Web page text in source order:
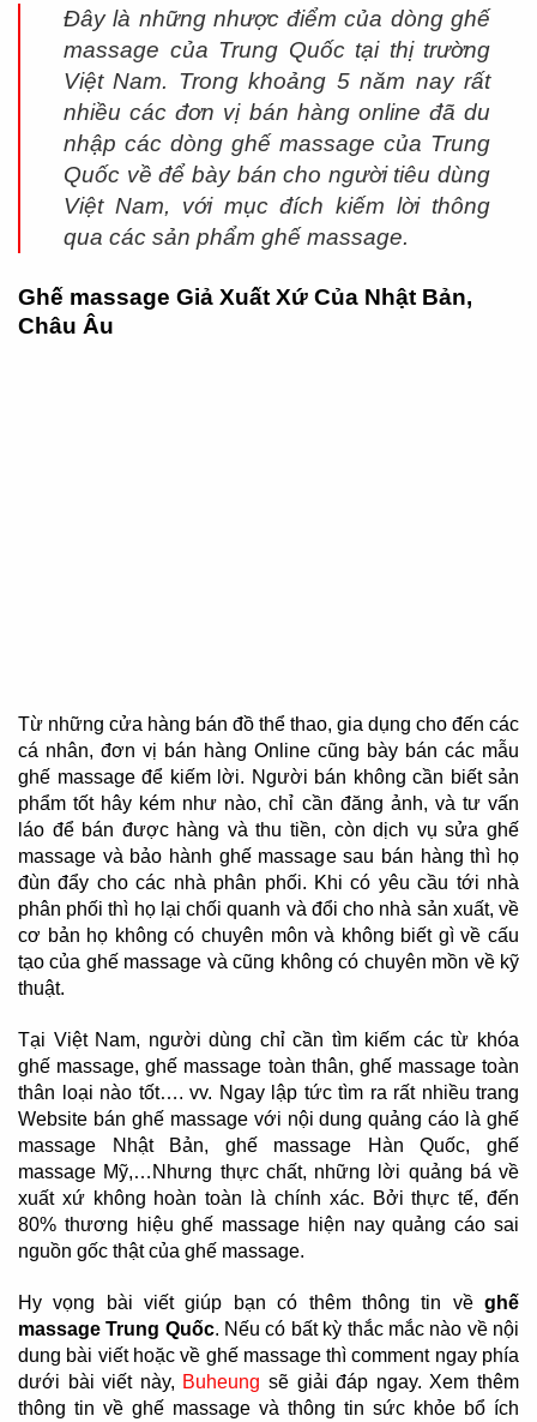
Đây là những nhược điểm của dòng ghế
massage của Trung Quốc tại thị trường
Việt Nam. Trong khoảng 5 năm nay rất
nhiều các đơn vị bán hàng online đã du
nhập các dòng ghế massage của Trung
Quốc về để bày bán cho người tiêu dùng
Việt Nam, với mục đích kiếm lời thông
qua các sản phẩm ghế massage.
Ghế massage Giả Xuất Xứ Của Nhật Bản,
Châu Âu
Từ những cửa hàng bán đồ thể thao, gia dụng cho đến các
cá nhân, đơn vị bán hàng Online cũng bày bán các mẫu
ghế massage để kiếm lời. Người bán không cần biết sản
phẩm tốt hây kém như nào, chỉ cần đăng ảnh, và tư vấn
láo để bán được hàng và thu tiền, còn dịch vụ sửa ghế
massage và bảo hành ghế massage sau bán hàng thì họ
đùn đẩy cho các nhà phân phối. Khi có yêu cầu tới nhà
phân phối thì họ lại chối quanh và đổi cho nhà sản xuất, về
cơ bản họ không có chuyên môn và không biết gì về cấu
tạo của ghế massage và cũng không có chuyên mồn về kỹ
thuật.
Tại Việt Nam, người dùng chỉ cần tìm kiếm các từ khóa
ghế massage, ghế massage toàn thân, ghế massage toàn
thân loại nào tốt…. vv. Ngay lập tức tìm ra rất nhiều trang
Website bán ghế massage với nội dung quảng cáo là ghế
massage Nhật Bản, ghế massage Hàn Quốc, ghế
massage Mỹ,…Nhưng thực chất, những lời quảng bá về
xuất xứ không hoàn toàn là chính xác. Bởi thực tế, đến
80% thương hiệu ghế massage hiện nay quảng cáo sai
nguồn gốc thật của ghế massage.
Hy vọng bài viết giúp bạn có thêm thông tin về ghế
massage Trung Quốc. Nếu có bất kỳ thắc mắc nào về nội
dung bài viết hoặc về ghế massage thì comment ngay phía
dưới bài viết này, Buheung sẽ giải đáp ngay. Xem thêm
thông tin về ghế massage và thông tin sức khỏe bổ ích